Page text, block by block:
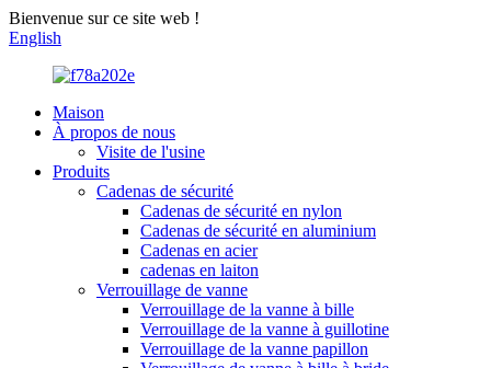
Bienvenue sur ce site web !
English
Maison
À propos de nous
Visite de l'usine
Produits
Cadenas de sécurité
Cadenas de sécurité en nylon
Cadenas de sécurité en aluminium
Cadenas en acier
cadenas en laiton
Verrouillage de vanne
Verrouillage de la vanne à bille
Verrouillage de la vanne à guillotine
Verrouillage de la vanne papillon